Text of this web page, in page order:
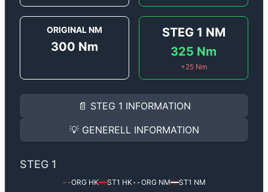
ORIGINAL NM
300 Nm
STEG 1 NM
325 Nm
+25Nm
📄 STEG 1 INFORMATION
INFORMATION
Steg 1
Audi A6 3.0 V6 - 220 hk.
Effekten ökar från220 hktill240 hkoch
(+20 hk & +25 Nm).
Ger mer effekt, högre vridmoment, lägre
Steg 1 mjukvara justerar vi ett antal
💡 GENERELL INFORMATION
✅ All mjukvara är skräddarsydd för din bil
✅ Felsökning inann samt efter optimering
STEG 1
--ORG HK━━ST1 HK--ORG NM━━ST1 NM